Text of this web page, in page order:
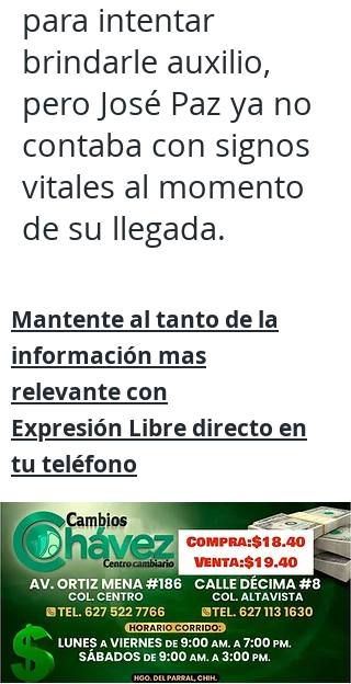
para intentar
brindarle auxilio,
pero José Paz ya no
contaba con signos
vitales al momento
de su llegada.
Mantente al tanto de la
información mas
relevante con
Expresión Libre directo en
tu teléfono